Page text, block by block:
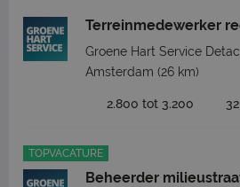
Terreinmedewerker
Groene Hart Service
Amsterdam (26 km)
2.800 tot 3.200
TOPVACATURE
Beheerder